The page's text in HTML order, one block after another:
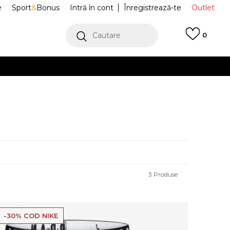
Outlet
Intră în cont Înregistrează-te
Sport&Bonus
Cautare 0
3 Produse
-30% COD NIKE